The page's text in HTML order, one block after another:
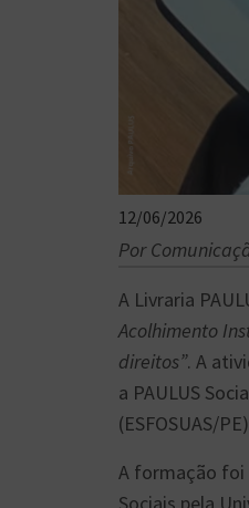
12/06/2026
Por
A Livraria
Acolhimento
direitos”. A
a PAULUS
(ESFOSUAS/
A formação foi